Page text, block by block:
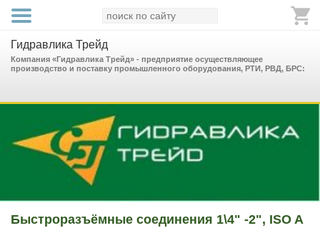
Гидравлика Трейд
Компания «Гидравлика Трейд» - предприятие осуществляющее
производство и поставку промышленного оборудования, РТИ, РВД, БРС:
Быстроразъёмные соединения 1\4" -2", ISO A